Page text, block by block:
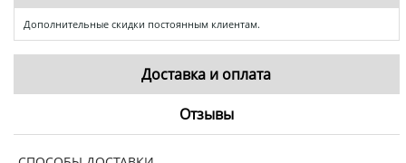
Дополнительные скидки постоянным клиентам.
Доставка и оплата
Отзывы